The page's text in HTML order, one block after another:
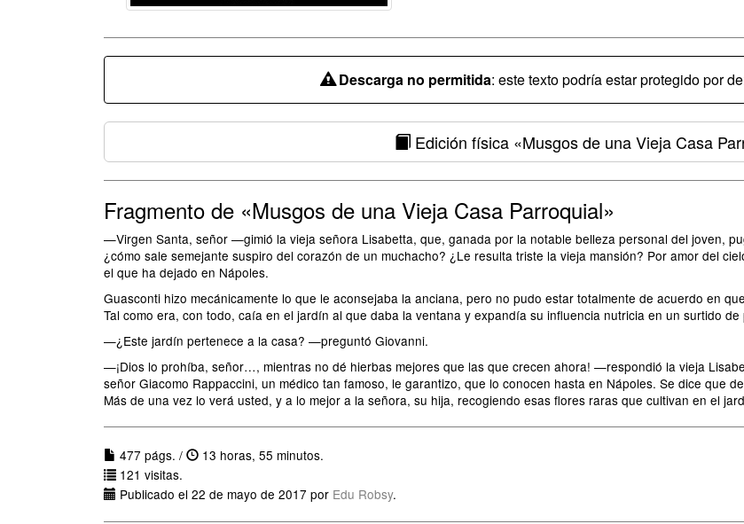
Descarga no permitida: este texto podría estar protegido por
Edición física«Musgos de una Vieja Casa
Fragmento de «Musgos de una Vieja Casa Parroquial»
—Virgen Santa, señor —gimió la vieja señora Lisabetta, que, ganada por la notable belleza personal del joven,
¿cómo sale semejante suspiro del corazón de un muchacho? ¿Le resulta triste la vieja mansión? Por amor del
el que ha dejado en Nápoles.
Guasconti hizo mecánicamente lo que le aconsejaba la anciana, pero no pudo estar totalmente de acuerdo en
Tal como era, con todo, caía en el jardín al que daba la ventana y expandía su influencia nutricia en un surtido
—¿Este jardín pertenece a la casa? —preguntó Giovanni.
—¡Dios lo prohíba, señor…, mientras no dé hierbas mejores que las que crecen ahora! —respondió la vieja
señor Giacomo Rappaccini, un médico tan famoso, le garantizo, que lo conocen hasta en Nápoles. Se dice que
Más de una vez lo verá usted, y a lo mejor a la señora, su hija, recogiendo esas flores raras que cultivan en el
477 págs. /
13 horas, 55 minutos.
121 visitas.
Publicado el 22 de mayo de 2017 por Edu Robsy.